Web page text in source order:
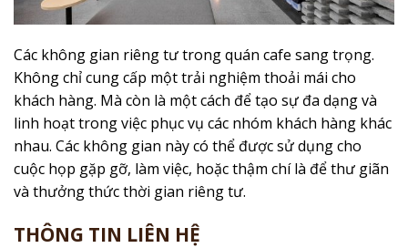
Các không gian riêng tư trong quán cafe sang trọng.
Không chỉ cung cấp một trải nghiệm thoải mái cho
khách hàng. Mà còn là một cách để tạo sự đa dạng và
linh hoạt trong việc phục vụ các nhóm khách hàng khác
nhau. Các không gian này có thể được sử dụng cho
cuộc họp gặp gỡ, làm việc, hoặc thậm chí là để thư giãn
và thưởng thức thời gian riêng tư.
THÔNG TIN LIÊN HỆ